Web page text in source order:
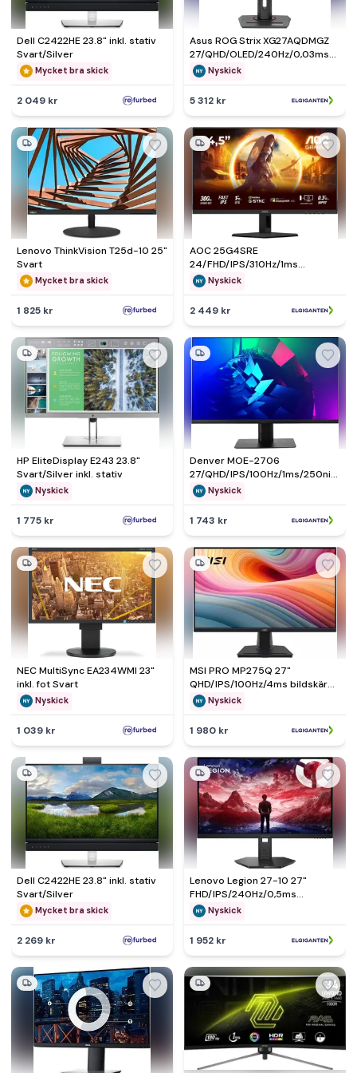
Dell C2422HE 23.8" inkl. stativ
Svart/Silver
Mycket bra skick
2 049 kr
Asus ROG Strix XG27AQDMGZ
27/QHD/OLED/240Hz/0,03ms
bildskärm gaming - Nyskick - i
originalförpackning
Nyskick
5 312 kr
Lenovo ThinkVision T25d-10 25"
Svart
Mycket bra skick
1 825 kr
AOC 25G4SRE
24/FHD/IPS/310Hz/1ms
bildskärm gaming - Nyskick - i
originalförpackning
Nyskick
2 449 kr
HP EliteDisplay E243 23.8"
Svart/Silver inkl. stativ
Nyskick
1 775 kr
Denver MOE-2706
27/QHD/IPS/100Hz/1ms/250nit
bildskärm - Nyskick - i
originalförpackning
Nyskick
1 743 kr
NEC MultiSync EA234WMI 23"
inkl. fot Svart
Nyskick
1 039 kr
MSI PRO MP275Q 27"
QHD/IPS/100Hz/4ms bildskärm
- Nyskick - i originalförpackning
Nyskick
1 980 kr
Dell C2422HE 23.8" inkl. stativ
Svart/Silver
Mycket bra skick
2 269 kr
Lenovo Legion 27-10 27"
FHD/IPS/240Hz/0,5ms
gamingskärm - Nyskick - i
originalförpackning
Nyskick
1 952 kr